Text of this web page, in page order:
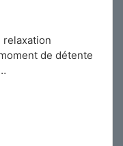
relaxation
de détente